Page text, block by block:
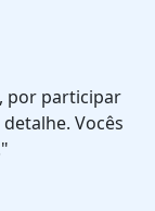
por participar
Vocês